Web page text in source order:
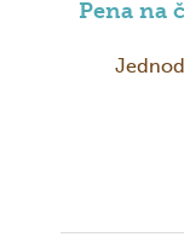
Pena na